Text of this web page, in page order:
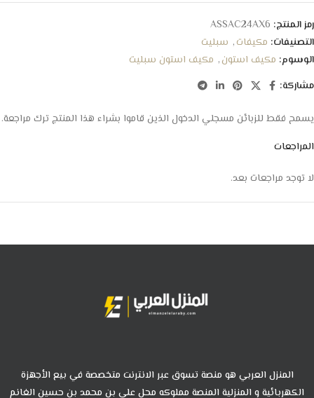
رمز المنتج: ASSAC24AX6
التصنيفات: مكيفات, سبليت
الوسوم: مكيف استون, مكيف استون سبليت
مشاركة:
المراجعات
لا توجد مراجعات بعد.
يسمح فقط للزبائن مسجلي الدخول الذين قاموا بشراء هذا المنتج ترك مراجعة.
المنزل العربي هو منصة تسوق عبر الانترنت متخصصة في بيع الأجهزة
الكهربائية و المنزلية المنصة مملوكه محل علي بن محمد بن حسين الغانم